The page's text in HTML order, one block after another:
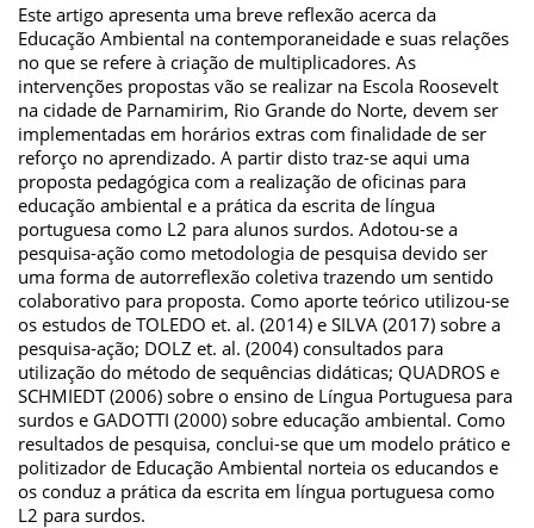
Este artigo apresenta uma breve reflexão acerca da
Educação Ambiental na contemporaneidade e suas relações
no que se refere à criação de multiplicadores. As
intervenções propostas vão se realizar na Escola Roosevelt
na cidade de Parnamirim, Rio Grande do Norte, devem ser
implementadas em horários extras com finalidade de ser
reforço no aprendizado. A partir disto traz-se aqui uma
proposta pedagógica com a realização de oficinas para
educação ambiental e a prática da escrita de língua
portuguesa como L2 para alunos surdos. Adotou-se a
pesquisa-ação como metodologia de pesquisa devido ser
uma forma de autorreflexão coletiva trazendo um sentido
colaborativo para proposta. Como aporte teórico utilizou-se
os estudos de TOLEDO et. al. (2014) e SILVA (2017) sobre a
pesquisa-ação; DOLZ et. al. (2004) consultados para
utilização do método de sequências didáticas; QUADROS e
SCHMIEDT (2006) sobre o ensino de Língua Portuguesa para
surdos e GADOTTI (2000) sobre educação ambiental. Como
resultados de pesquisa, conclui-se que um modelo prático e
politizador de Educação Ambiental norteia os educandos e
os conduz a prática da escrita em língua portuguesa como
L2 para surdos.